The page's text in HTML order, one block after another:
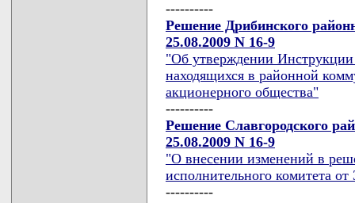
----------
Решение Дрибинского
25.08.2009 N 16-9
"Об утверждении
находящихся в районной
акционерного общества"
----------
Решение Славгородского
25.08.2009 N 16-9
"О внесении изменений в
исполнительного комитета
----------